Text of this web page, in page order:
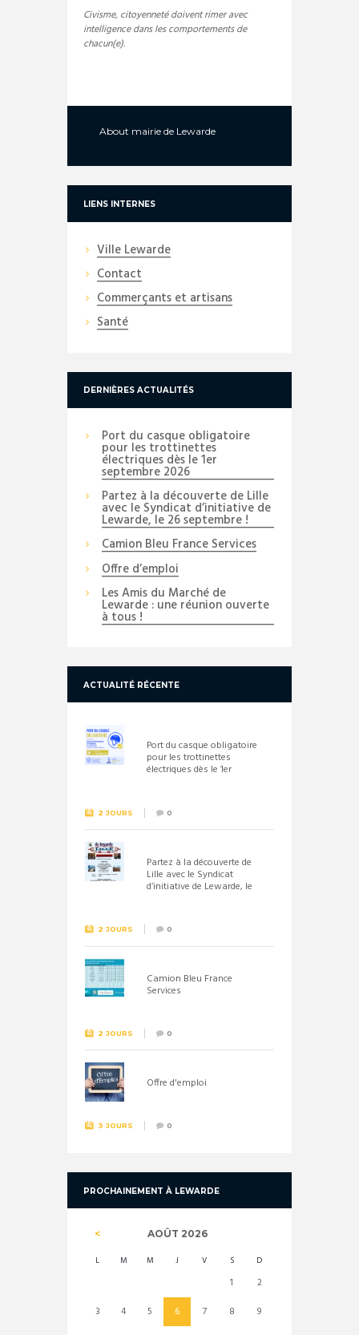
Civisme, citoyenneté doivent rimer avec
intelligence dans les comportements de
chacun(e).
About mairie de Lewarde
LIENS INTERNES
Ville Lewarde
Contact
Commerçants et artisans
Santé
DERNIÈRES ACTUALITÉS
Port du casque obligatoire
pour les trottinettes
électriques dès le 1er
septembre 2026
Partez à la découverte de Lille
avec le Syndicat d’initiative de
Lewarde, le 26 septembre !
Camion Bleu France Services
Offre d’emploi
Les Amis du Marché de
Lewarde : une réunion ouverte
à tous !
ACTUALITÉ RÉCENTE
Port du casque obligatoire
pour les trottinettes
électriques dès le 1er
2 JOURS 0
Partez à la découverte de
Lille avec le Syndicat
d’initiative de Lewarde, le
2 JOURS 0
Camion Bleu France
Services
2 JOURS 0
Offre d'emploi
3 JOURS 0
PROCHAINEMENT À LEWARDE
AOÛT 2026
L M M J V S D
1
2
3
4 5 6 7 8
9